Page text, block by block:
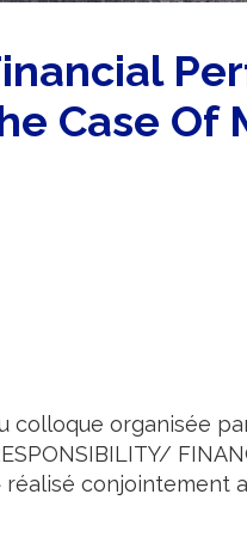
Case Of
colloque organisée
réalisé